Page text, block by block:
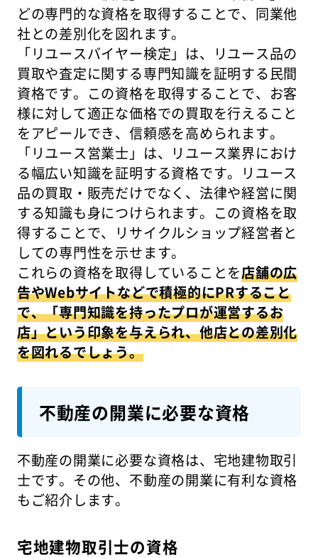
どの専門的な資格を取得することで、同業他
社との差別化を図れます。
「リユースバイヤー検定」は、リユース品の
買取や査定に関する専門知識を証明する民間
資格です。この資格を取得することで、お客
様に対して適正な価格での買取を行えること
をアピールでき、信頼感を高められます。
「リユース営業士」は、リユース業界におけ
る幅広い知識を証明する資格です。リユース
品の買取・販売だけでなく、法律や経営に関
する知識も身につけられます。この資格を取
得することで、リサイクルショップ経営者と
しての専門性を示せます。
これらの資格を取得していることを店舗の広
告やWebサイトなどで積極的にPRすること
で、「専門知識を持ったプロが運営するお
店」という印象を与えられ、他店との差別化
を図れるでしょう。
不動産の開業に必要な資格
不動産の開業に必要な資格は、宅地建物取引
士です。その他、不動産の開業に有利な資格
もご紹介します。
宅地建物取引士の資格